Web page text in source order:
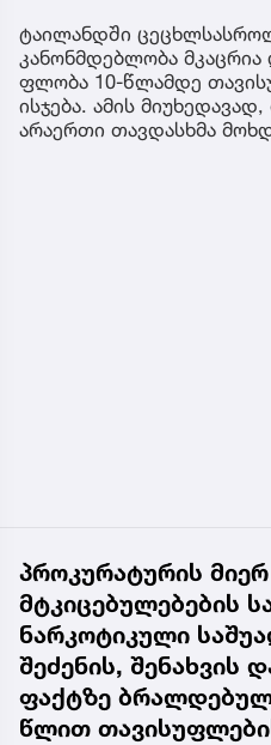
ტაილანდში
კანონმდებლობა მკაცრია
ფლობა 10-წლამდე
ისჯება. ამის
არაერთი თავდასხმა
პროკურატურის
მტკიცებულებების
ნარკოტიკული
შეძენის, შენახვის
ფაქტზე
წლით